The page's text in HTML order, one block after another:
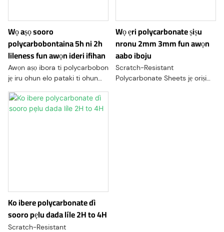
Wọ aṣọ sooro
polycarbobontaina 5h ni 2h
lileness fun awọn ideri ifihan
Awọn aṣọ ibora ti polycarbobon
jẹ iru ohun elo pataki ti ohun
lori ọkan tabi awọn mejeeji lati
mu agbara ati idiwọ
Wọ ẹri polycarbonate ṣiṣu
nronu 2mm 3mm fun awọn
aabo iboju
Scratch-Resistant
Polycarbonate Sheets jẹ oriṣi
Ko ibere polycarbonate dì
sooro pẹlu dada líle 2H to 4H
Scratch-Resistant